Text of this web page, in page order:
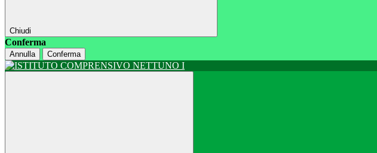
Chiudi
Conferma
Annulla Conferma